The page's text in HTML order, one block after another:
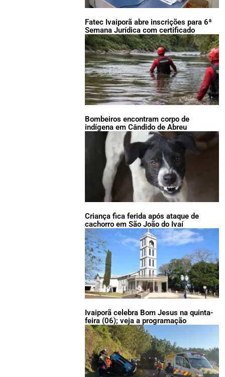
Fatec Ivaiporã abre inscrições para 6ª
Semana Jurídica com certificado
Bombeiros encontram corpo de
indígena em Cândido de Abreu
Criança fica ferida após ataque de
cachorro em São João do Ivaí
Ivaiporã celebra Bom Jesus na quinta-
feira (06); veja a programação